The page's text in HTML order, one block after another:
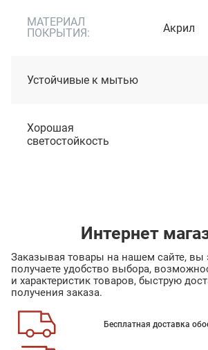
МАТЕРИАЛ
ПОКРЫТИЯ:
Акрил
Устойчивые к мытью
Хорошая
светостойкость
Интернет
Заказывая товары на нашем сайте, вы
получаете удобство выбора,
и характеристик товаров, быструю
получения заказа.
Бесплатная доставка